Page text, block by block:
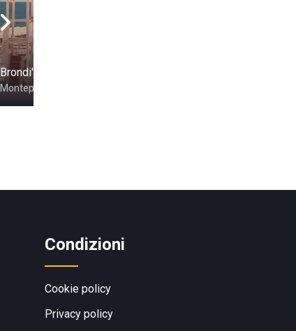
Brondi's Beach
Montepaone
Condizioni
Cookie policy
Privacy policy